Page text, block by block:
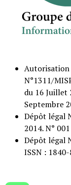
Autorisation
N°1311/
du 16 Juillet
Septembre
Dépôt légal
2014. N°
Dépôt légal
ISSN :